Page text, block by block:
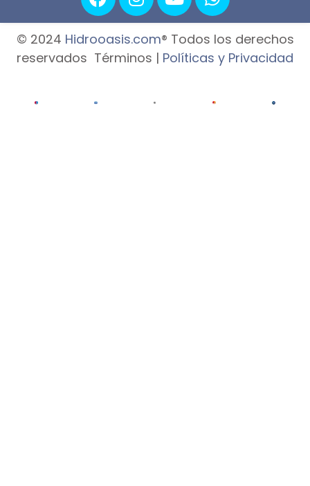
© 2024 Hidrooasis.com® Todos los derechos
reservados Términos | Políticas y Privacidad